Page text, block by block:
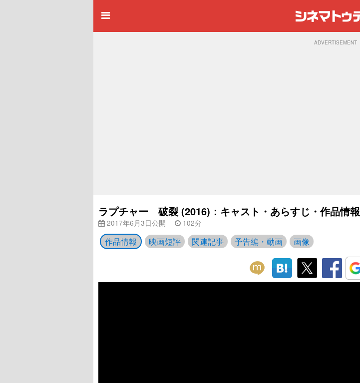
ADVERTISEMENT
ラプチャー 破裂 (2016)：キャスト・あらすじ・作品情報
2017年6月3日公開 102分
作品情報 映画短評 関連記事 予告編・動画 画像